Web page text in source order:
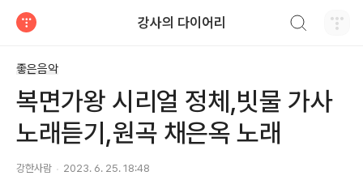
강사의 다이어리
좋은음악
복면가왕 시리얼 정체,빗물 가사
노래듣기,원곡 채은옥 노래
강한사람 2023. 6. 25. 18:48